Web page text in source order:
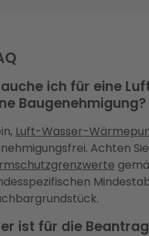
ich für eine
Baugenehmigung?
Luft-Wasser-
Achten
ist für die